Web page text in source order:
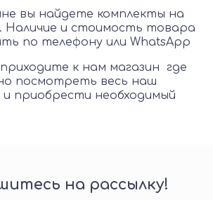
вы найдете комплекты на
Наличие и стоимость товара
по телефону или WhatsApp
к нам магазин где
посмотреть весь наш
приобрести необходимый
на рассылку!